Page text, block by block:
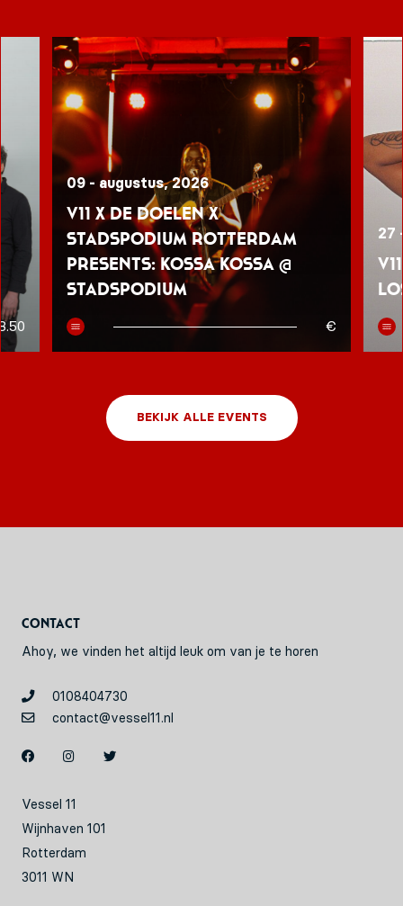
09 - augustus, 2026
V11 x De Doelen x
Stadspodium Rotterdam
presents: Kossa Kossa @
Stadspodium
€
27
BEKIJK ALLE EVENTS
Contact
Ahoy, we vinden het altijd leuk om van je te horen
0108404730
contact@vessel11.nl
Vessel 11
Wijnhaven 101
Rotterdam
3011 WN